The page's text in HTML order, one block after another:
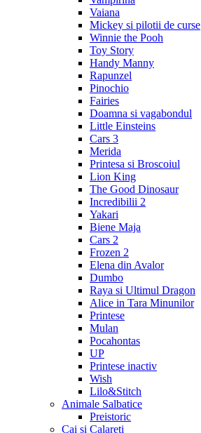
Vaiana
Mickey si pilotii de curse
Winnie the Pooh
Toy Story
Handy Manny
Rapunzel
Pinochio
Fairies
Doamna si vagabondul
Little Einsteins
Cars 3
Merida
Printesa si Broscoiul
Lion King
The Good Dinosaur
Incredibilii 2
Yakari
Biene Maja
Cars 2
Frozen 2
Elena din Avalor
Dumbo
Raya si Ultimul Dragon
Alice in Tara Minunilor
Printese
Mulan
Pocahontas
UP
Printese inactiv
Wish
Lilo&Stitch
Animale Salbatice
Preistoric
Cai si Calareti